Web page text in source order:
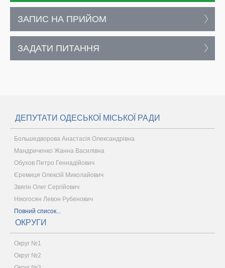
ЗАПИС НА ПРИЙОМ
ЗАДАТИ ПИТАННЯ
ДЕПУТАТИ ОДЕСЬКОЇ МІСЬКОЇ РАДИ
Большедворова Анастасія Олександрівна
Мандриченко Жанна Василівна
Обухов Петро Геннадійович
Єремиця Олексій Миколайович
Звягін Олег Сергійович
Нікогосян Левон Рубенович
Повний список...
ОКРУГИ
Округ №1
Округ №2